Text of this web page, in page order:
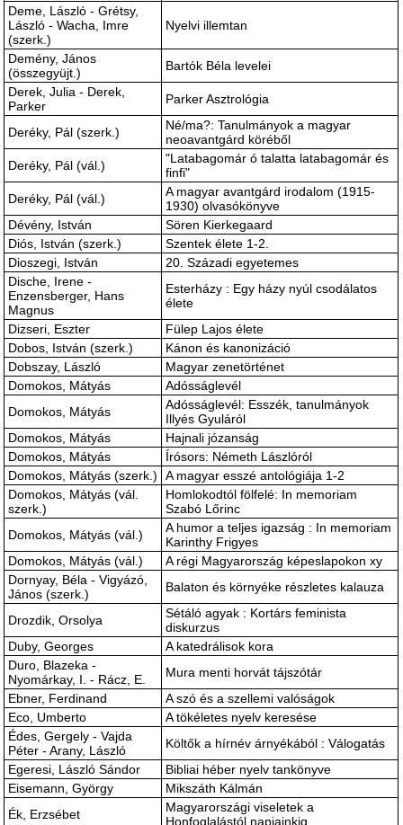
Deme, László - Grétsy,
László - Wacha, Imre
(szerk.)
Nyelvi illemtan
Demény, János
(összegyüjt.)
Bartók Béla levelei
Derek, Julia - Derek,
Parker
Parker Asztrológia
Deréky, Pál (szerk.)
Né/ma?: Tanulmányok a magyar
neoavantgárd köréből
Deréky, Pál (vál.)
"Latabagomár ó talatta latabagomár és
finfi"
Deréky, Pál (vál.)
A magyar avantgárd irodalom (1915-
1930) olvasókönyve
Dévény, István
Sören Kierkegaard
Diós, István (szerk.)
Szentek élete 1-2.
Dioszegi, István
20. Századi egyetemes
Dische, Irene -
Enzensberger, Hans
Magnus
Esterházy : Egy házy nyúl csodálatos
élete
Dizseri, Eszter
Fülep Lajos élete
Dobos, István (szerk.)
Kánon és kanonizáció
Dobszay, László
Magyar zenetörténet
Domokos, Mátyás
Adósságlevél
Domokos, Mátyás
Adósságlevél: Esszék, tanulmányok
Illyés Gyuláról
Domokos, Mátyás
Hajnali józanság
Domokos, Mátyás
Írósors: Németh Lászlóról
Domokos, Mátyás (szerk.)
A magyar esszé antológiája 1-2
Domokos, Mátyás (vál.
szerk.)
Homlokodtól fölfelé: In memoriam
Szabó Lőrinc
Domokos, Mátyás (vál.)
A humor a teljes igazság : In memoriam
Karinthy Frigyes
Domokos, Mátyás (vál.)
A régi Magyarország képeslapokon xy
Dornyay, Béla - Vigyázó,
János (szerk.)
Balaton és környéke részletes kalauza
Drozdik, Orsolya
Sétáló agyak : Kortárs feminista
diskurzus
Duby, Georges
A katedrálisok kora
Duro, Blazeka -
Nyomárkay, I. - Rácz, E.
Mura menti horvát tájszótár
Ebner, Ferdinand
A szó és a szellemi valóságok
Eco, Umberto
A tökéletes nyelv keresése
Édes, Gergely - Vajda
Péter - Arany, László
Költők a hírnév árnyékából : Válogatás
Egeresi, László Sándor
Bibliai héber nyelv tankönyve
Eisemann, György
Mikszáth Kálmán
Ék, Erzsébet
Magyarországi viseletek a
Honfoglalástól napjainkig